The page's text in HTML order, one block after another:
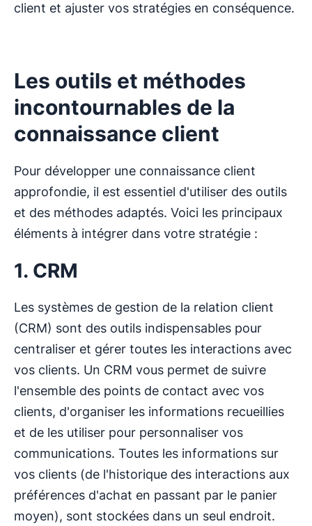
client et ajuster vos stratégies en conséquence.
Les outils et méthodes
incontournables de la
connaissance client
Pour développer une connaissance client
approfondie, il est essentiel d'utiliser des outils
et des méthodes adaptés. Voici les principaux
éléments à intégrer dans votre stratégie :
1. CRM
Les systèmes de gestion de la relation client
(CRM) sont des outils indispensables pour
centraliser et gérer toutes les interactions avec
vos clients. Un CRM vous permet de suivre
l'ensemble des points de contact avec vos
clients, d'organiser les informations recueillies
et de les utiliser pour personnaliser vos
communications. Toutes les informations sur
vos clients (de l'historique des interactions aux
préférences d'achat en passant par le panier
moyen), sont stockées dans un seul endroit.